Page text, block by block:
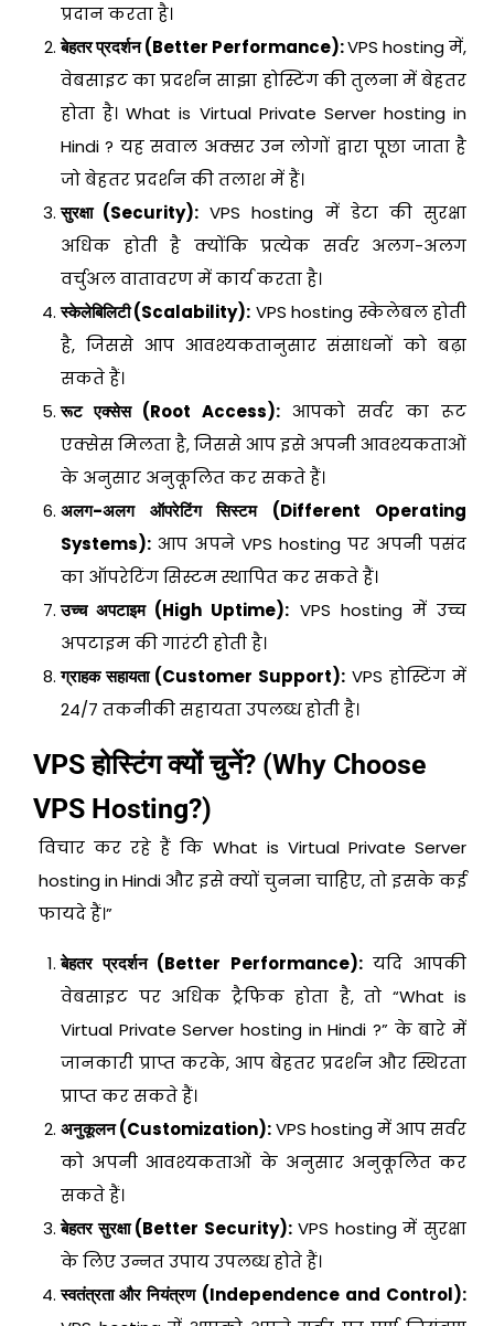
प्रदान करता है।
बेहतर प्रदर्शन (Better Performance):VPS hosting में,
वेबसाइट का प्रदर्शन साझा होस्टिंग की तुलना में बेहतर
होता है। What is Virtual Private Server hosting in
Hindi ? यह सवाल अक्सर उन लोगों द्वारा पूछा जाता है
जो बेहतर प्रदर्शन की तलाश में हैं।
सुरक्षा (Security): VPS hosting में डेटा की सुरक्षा
अधिक होती है क्योंकि प्रत्येक सर्वर अलग-अलग
वर्चुअल वातावरण में कार्य करता है।
स्केलेबिलिटी (Scalability): VPS hosting स्केलेबल होती
है, जिससे आप आवश्यकतानुसार संसाधनों को बढ़ा
सकते हैं।
रूट एक्सेस (Root Access): आपको सर्वर का रूट
एक्सेस मिलता है, जिससे आप इसे अपनी आवश्यकताओं
के अनुसार अनुकूलित कर सकते हैं।
अलग-अलग ऑपरेटिंग सिस्टम (Different Operating
Systems): आप अपने VPS hosting पर अपनी पसंद
का ऑपरेटिंग सिस्टम स्थापित कर सकते हैं।
उच्च अपटाइम (High Uptime): VPS hosting में उच्च
अपटाइम की गारंटी होती है।
ग्राहक सहायता (Customer Support): VPS होस्टिंग में
24/7 तकनीकी सहायता उपलब्ध होती है।
VPS होस्टिंग क्यों चुनें? (Why Choose
VPS Hosting?)
विचार कर रहे हैं कि What is Virtual Private Server
hosting in Hindi और इसे क्यों चुनना चाहिए, तो इसके कई
फायदे हैं।”
बेहतर प्रदर्शन (Better Performance):यदि आपकी
वेबसाइट पर अधिक ट्रैफिक होता है, तो “What is
Virtual Private Server hosting in Hindi ?” के बारे में
जानकारी प्राप्त करके, आप बेहतर प्रदर्शन और स्थिरता
प्राप्त कर सकते हैं।
अनुकूलन (Customization):VPS hosting में आप सर्वर
को अपनी आवश्यकताओं के अनुसार अनुकूलित कर
सकते हैं।
बेहतर सुरक्षा (Better Security):VPS hosting में सुरक्षा
के लिए उन्नत उपाय उपलब्ध होते हैं।
स्वतंत्रता और नियंत्रण (Independence and Control):